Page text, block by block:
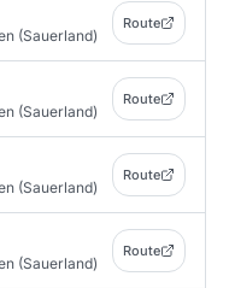
(Sauerland)
Route
(Sauerland)
Route
(Sauerland)
Route
(Sauerland)
Route